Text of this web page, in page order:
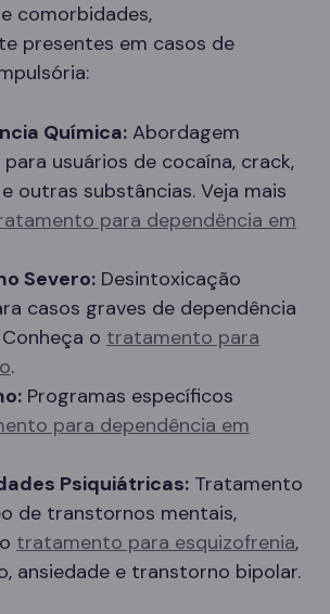
comorbidades,
presentes em casos de
Química: Abordagem
usuários de cocaína, crack,
outras substâncias. Veja mais
para dependência em
Severo: Desintoxicação
casos graves de dependência
o tratamento para
.
Programas específicos
para dependência em
Psiquiátricas: Tratamento
de transtornos mentais,
tratamento para esquizofrenia,
ansiedade e transtorno bipolar.